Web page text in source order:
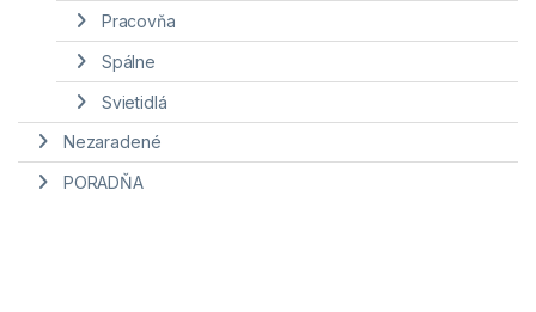
Pracovňa
Spálne
Svietidlá
Nezaradené
PORADŇA